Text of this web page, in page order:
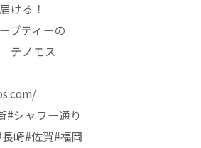
ける！
ブティーの
テノモス
#シャワー通り
崎#佐賀#福岡